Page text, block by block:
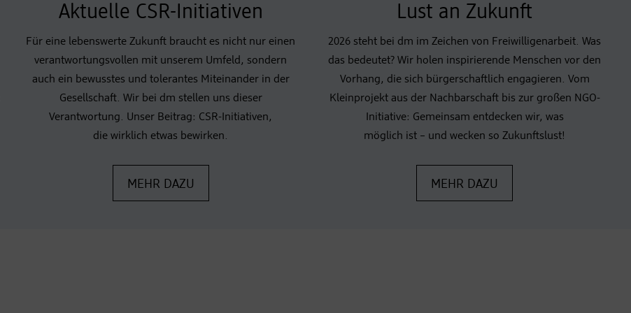
Aktuelle CSR-Initiativen
Für eine lebenswerte Zukunft braucht es nicht nur einen
verantwortungsvollen mit unserem Umfeld, sondern
auch ein bewusstes und tolerantes Miteinander in der
Gesellschaft. Wir bei dm stellen uns dieser
Verantwortung. Unser Beitrag: CSR-Initiativen,
die wirklich etwas bewirken.
MEHR DAZU
Lust an Zukunft
2026 steht bei dm im Zeichen von Freiwilligenarbeit. Was
das bedeutet? Wir holen inspirierende Menschen vor den
Vorhang, die sich bürgerschaftlich engagieren. Vom
Kleinprojekt aus der Nachbarschaft bis zur großen NGO-
Initiative: Gemeinsam entdecken wir, was
möglich ist – und wecken so Zukunftslust!
MEHR DAZU